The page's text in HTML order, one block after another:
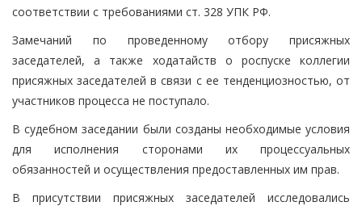
соответствии с требованиями ст. 328 УПК РФ.
Замечаний по проведенному отбору присяжных
заседателей, а также ходатайств о роспуске коллегии
присяжных заседателей в связи с ее тенденциозностью, от
участников процесса не поступало.
В судебном заседании были созданы необходимые условия
для исполнения сторонами их процессуальных
обязанностей и осуществления предоставленных им прав.
В присутствии присяжных заседателей исследовались